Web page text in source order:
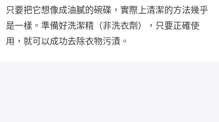
只要把它想像成油膩的碗碟，實際上清潔的方法幾乎
是一樣。準備好洗潔精（非洗衣劑），只要正確使
用，就可以成功去除衣物污漬。